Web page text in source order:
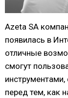
Azeta SA
появилась в
отличные
смогут
перед тем, как